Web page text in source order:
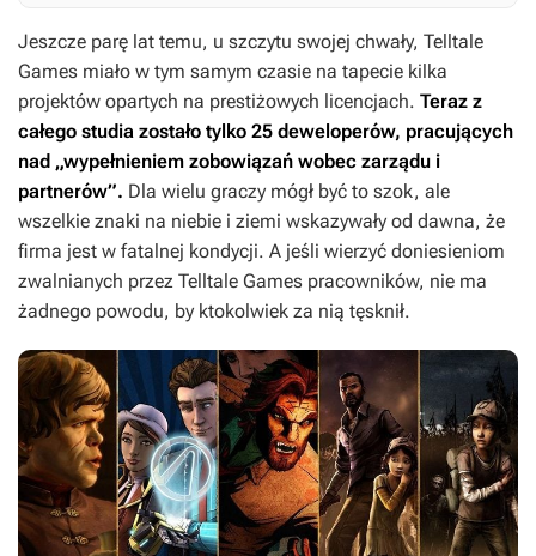
Jeszcze parę lat temu, u szczytu swojej chwały, Telltale
Games miało w tym samym czasie na tapecie kilka
projektów opartych na prestiżowych licencjach. Teraz z
całego studia zostało tylko 25 deweloperów, pracujących
nad „wypełnieniem zobowiązań wobec zarządu i
partnerów”. Dla wielu graczy mógł być to szok, ale
wszelkie znaki na niebie i ziemi wskazywały od dawna, że
firma jest w fatalnej kondycji. A jeśli wierzyć doniesieniom
zwalnianych przez Telltale Games pracowników, nie ma
żadnego powodu, by ktokolwiek za nią tęsknił.